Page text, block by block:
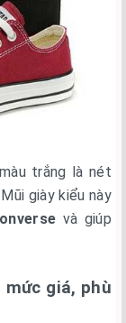
trắng là nét
giày kiểu này
và giúp
mức giá, phù